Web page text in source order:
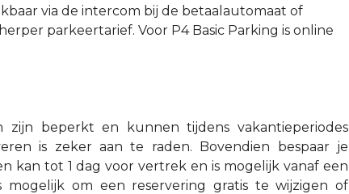
via de intercom bij de betaalautomaat of
parkeertarief. Voor P4 Basic Parking is online
zijn beperkt en kunnen tijdens vakantieperiodes
is zeker aan te raden. Bovendien bespaar je
kan tot 1 dag voor vertrek en is mogelijk vanaf een
om een reservering gratis te wijzigen of